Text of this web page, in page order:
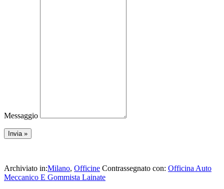
Messaggio
Archiviato in:Milano, Officine Contrassegnato con: Officina Auto
Meccanico E Gommista Lainate